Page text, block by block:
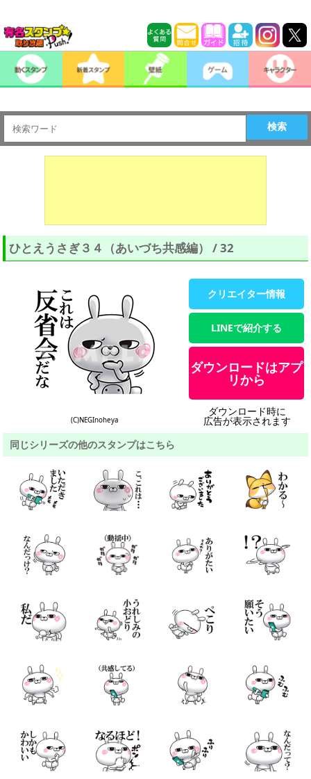
検索
ひとえうさぎ３４（あいづち共感編） / 32
(C)NEGInoheya
クリエイター情報
LINEで紹介する
ダウンロードはアプ
リから
ダウンロード時に
広告が表示されます
同じシリーズの他のスタンプはこちら